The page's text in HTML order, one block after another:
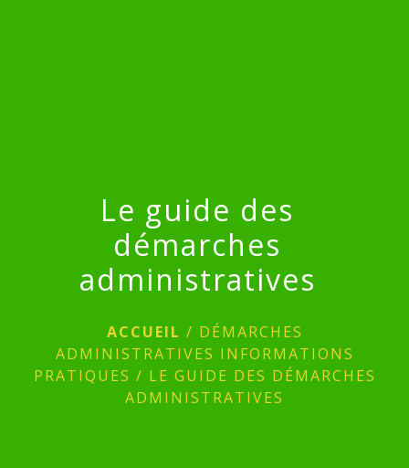
Le guide des
démarches
administratives
ACCUEIL / DÉMARCHES
ADMINISTRATIVES INFORMATIONS
PRATIQUES / LE GUIDE DES DÉMARCHES
ADMINISTRATIVES